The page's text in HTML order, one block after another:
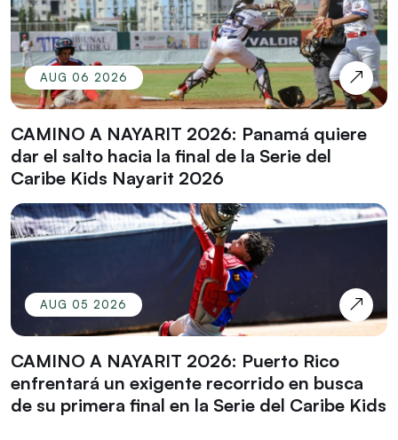
AUG 06 2026
CAMINO A NAYARIT 2026: Panamá quiere
dar el salto hacia la final de la Serie del
Caribe Kids Nayarit 2026
AUG 05 2026
CAMINO A NAYARIT 2026: Puerto Rico
enfrentará un exigente recorrido en busca
de su primera final en la Serie del Caribe Kids